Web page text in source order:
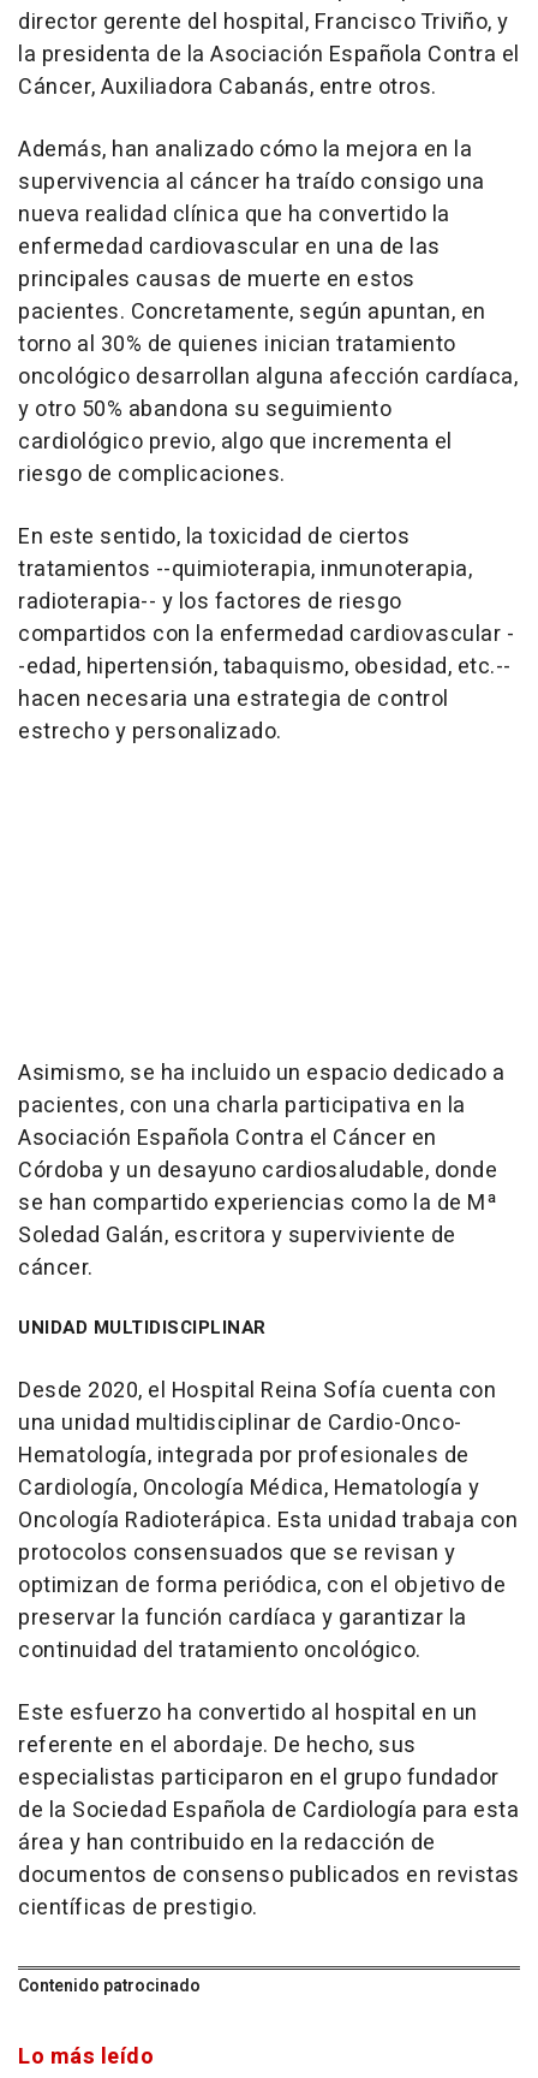
director gerente del hospital, Francisco Triviño, y
la presidenta de la Asociación Española Contra el
Cáncer, Auxiliadora Cabanás, entre otros.
Además, han analizado cómo la mejora en la
supervivencia al cáncer ha traído consigo una
nueva realidad clínica que ha convertido la
enfermedad cardiovascular en una de las
principales causas de muerte en estos
pacientes. Concretamente, según apuntan, en
torno al 30% de quienes inician tratamiento
oncológico desarrollan alguna afección cardíaca,
y otro 50% abandona su seguimiento
cardiológico previo, algo que incrementa el
riesgo de complicaciones.
En este sentido, la toxicidad de ciertos
tratamientos --quimioterapia, inmunoterapia,
radioterapia-- y los factores de riesgo
compartidos con la enfermedad cardiovascular -
-edad, hipertensión, tabaquismo, obesidad, etc.--
hacen necesaria una estrategia de control
estrecho y personalizado.
Asimismo, se ha incluido un espacio dedicado a
pacientes, con una charla participativa en la
Asociación Española Contra el Cáncer en
Córdoba y un desayuno cardiosaludable, donde
se han compartido experiencias como la de Mª
Soledad Galán, escritora y superviviente de
cáncer.
UNIDAD MULTIDISCIPLINAR
Desde 2020, el Hospital Reina Sofía cuenta con
una unidad multidisciplinar de Cardio-Onco-
Hematología, integrada por profesionales de
Cardiología, Oncología Médica, Hematología y
Oncología Radioterápica. Esta unidad trabaja con
protocolos consensuados que se revisan y
optimizan de forma periódica, con el objetivo de
preservar la función cardíaca y garantizar la
continuidad del tratamiento oncológico.
Este esfuerzo ha convertido al hospital en un
referente en el abordaje. De hecho, sus
especialistas participaron en el grupo fundador
de la Sociedad Española de Cardiología para esta
área y han contribuido en la redacción de
documentos de consenso publicados en revistas
científicas de prestigio.
Contenido patrocinado
Lo más leído